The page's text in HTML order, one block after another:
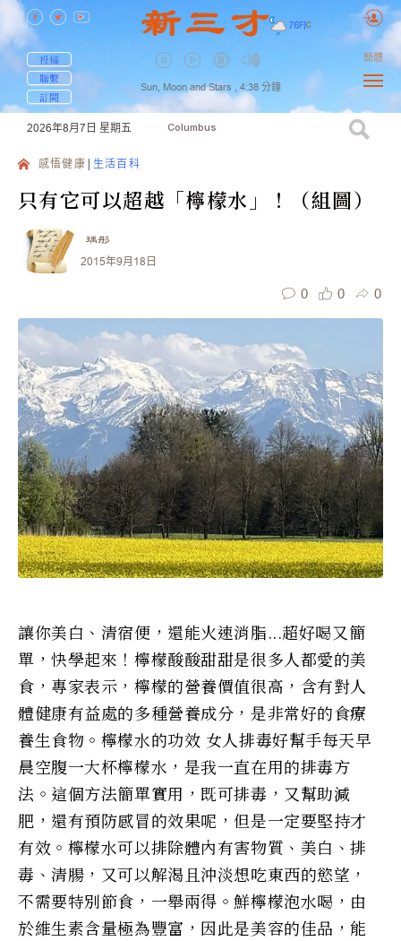
76F| C
投稿
聯繫
訂閱
Sun, Moon and Stars , 4:38 分鐘
簡體
2026年8月7日 星期五 Columbus
感悟健康 生活百科
只有它可以超越「檸檬水」！（組圖）
瑀彤
2015年9月18日
0 0 0
讓你美白、清宿便，還能火速消脂...超好喝又簡
單，快學起來！檸檬酸酸甜甜是很多人都愛的美
食，專家表示，檸檬的營養價值很高，含有對人
體健康有益處的多種營養成分，是非常好的食療
養生食物。檸檬水的功效 女人排毒好幫手每天早
晨空腹一大杯檸檬水，是我一直在用的排毒方
法。這個方法簡單實用，既可排毒，又幫助減
肥，還有預防感冒的效果呢，但是一定要堅持才
有效。檸檬水可以排除體內有害物質、美白、排
毒、清腸，又可以解渴且沖淡想吃東西的慾望，
不需要特別節食，一舉兩得。鮮檸檬泡水喝，由
於維生素含量極為豐富，因此是美容的佳品，能